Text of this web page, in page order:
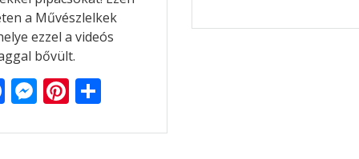
e ss er
a Művészlelkek
ezzel a videós
bővült.
F
e
M
ss
Pi
er
O
za